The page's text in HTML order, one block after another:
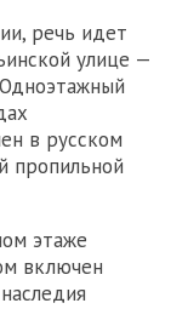
речь идет
улице —
в русском
пропильной
этаже
включен